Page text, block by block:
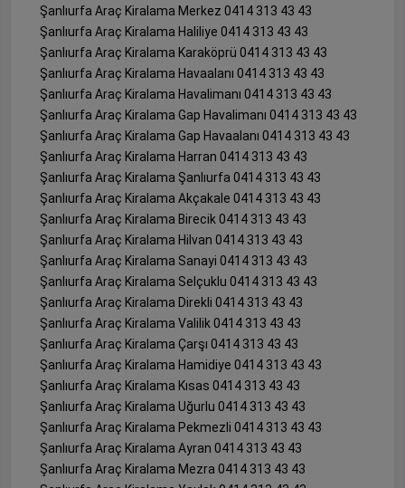
Şanlıurfa Araç Kiralama Merkez 0414 313 43 43
Şanlıurfa Araç Kiralama Haliliye 0414 313 43 43
Şanlıurfa Araç Kiralama Karaköprü 0414 313 43 43
Şanlıurfa Araç Kiralama Havaalanı 0414 313 43 43
Şanlıurfa Araç Kiralama Havalimanı 0414 313 43 43
Şanlıurfa Araç Kiralama Gap Havalimanı 0414 313 43 43
Şanlıurfa Araç Kiralama Gap Havaalanı 0414 313 43 43
Şanlıurfa Araç Kiralama Harran 0414 313 43 43
Şanlıurfa Araç Kiralama Şanlıurfa 0414 313 43 43
Şanlıurfa Araç Kiralama Akçakale 0414 313 43 43
Şanlıurfa Araç Kiralama Birecik 0414 313 43 43
Şanlıurfa Araç Kiralama Hilvan 0414 313 43 43
Şanlıurfa Araç Kiralama Sanayi 0414 313 43 43
Şanlıurfa Araç Kiralama Selçuklu 0414 313 43 43
Şanlıurfa Araç Kiralama Direkli 0414 313 43 43
Şanlıurfa Araç Kiralama Valilik 0414 313 43 43
Şanlıurfa Araç Kiralama Çarşı 0414 313 43 43
Şanlıurfa Araç Kiralama Hamidiye 0414 313 43 43
Şanlıurfa Araç Kiralama Kısas 0414 313 43 43
Şanlıurfa Araç Kiralama Uğurlu 0414 313 43 43
Şanlıurfa Araç Kiralama Pekmezli 0414 313 43 43
Şanlıurfa Araç Kiralama Ayran 0414 313 43 43
Şanlıurfa Araç Kiralama Mezra 0414 313 43 43